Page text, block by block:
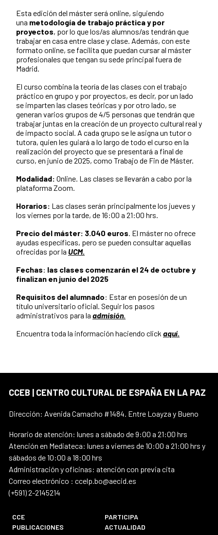
Esta edición del máster será online, siguiendo
una metodología de trabajo práctica y por
proyectos, por lo que los/as alumnos/as tendrán que
trabajar en casa entre clase y clase. Además, con este
formato online, se facilita que puedan cursar al máster
profesionales que tengan su sede principal fuera de
Madrid.
El curso combina la teoría de las clases con el trabajo
práctico en grupo y por proyectos, es decir, por un lado
se imparten las clases teóricas y por otro lado, se
generan varios grupos de 4/5 personas que tendrán que
trabajar juntas en la creación de un proyecto cultural real y
de impacto social. A cada grupo se le asigna un tutor o
tutora, quien les guiará a lo largo de todo el curso en la
realización del proyecto que se presentará a final de
curso, en junio de 2025, como Trabajo de Fin de Máster.
Modalidad: Online. Las clases se llevarán a cabo por la
plataforma Zoom.
Horarios: Las clases serán principalmente los jueves y
los viernes por la tarde, de 16:00 a 21:00 hrs.
Precio del máster: 3.040 euros . El máster no ofrece
ayudas específicas, pero se pueden consultar aquellas
ofrecidas por la UCM.
Fechas: las clases comenzarán el 24 de octubre y
finalizan en junio del 2025
Requisitos del alumnado: Estar en posesión de un
título universitario oficial. Seguir los pasos
administrativos para la admisión
Encuentra toda la información haciendo click aquí.
CCEB | CENTRO CULTURAL DE ESPAÑA EN LA PAZ
Dirección: Avenida Camacho #1484. Entre Loayza y Bueno
Horario de atención: lunes a sábado de 9:00 a 21:00 hrs
Atención en Mediateca: lunes a viernes de 10:00 a 21:00 hrs y
sábados de 10:00 a 18:00 hrs
Administración y oficinas: atención con previa cita
Correo electrónico : ccelp.bo@aecid.es
(+591) 2-2145214
CCE
PARTICIPA
PUBLICACIONES
ACTUALIDAD